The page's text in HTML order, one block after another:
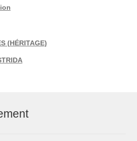
(HÉRITAGE)